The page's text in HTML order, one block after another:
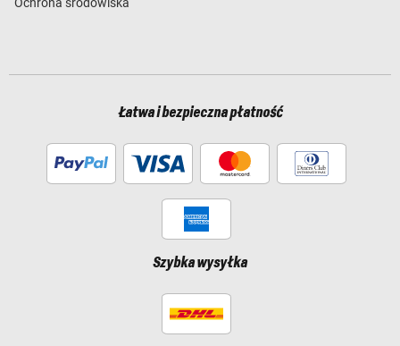
Łatwa i bezpieczna płatność
Szybka wysyłka